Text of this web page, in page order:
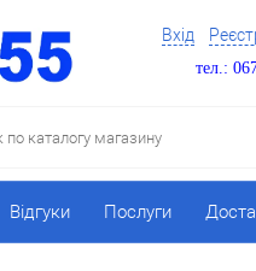
Вхід
тел.:
Відгуки Послуги